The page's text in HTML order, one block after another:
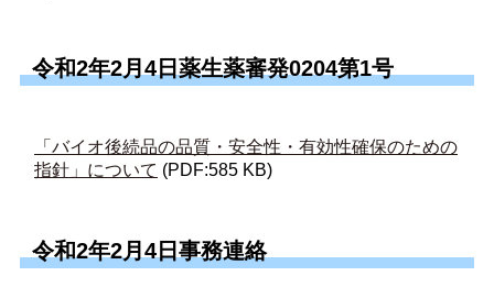
令和2年2月4日薬生薬審発0204第1号
「バイオ後続品の品質・安全性・有効性確保のための
指針」について (PDF:585 KB)
令和2年2月4日事務連絡